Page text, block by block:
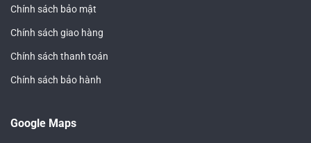
Chính sách bảo mật
Chính sách giao hàng
Chính sách thanh toán
Chính sách bảo hành
Google Maps